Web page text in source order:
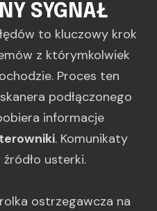
SYGNAŁ
to kluczowy krok
z którymkolwiek
Proces ten
podłączonego
informacje
. Komunikaty
usterki.
ostrzegawcza na